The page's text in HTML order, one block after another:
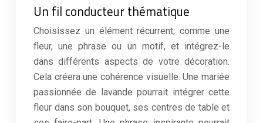
Un fil conducteur thématique
Choisissez un élément récurrent, comme une
fleur, une phrase ou un motif, et intégrez-le
dans différents aspects de votre décoration.
Cela créera une cohérence visuelle. Une mariée
passionnée de lavande pourrait intégrer cette
fleur dans son bouquet, ses centres de table et